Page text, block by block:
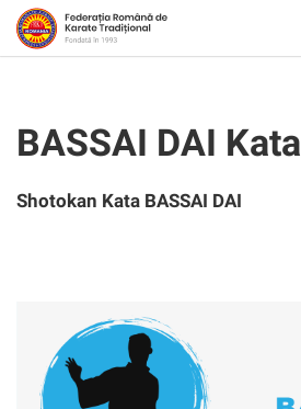
BASSAI DAI Kata
Shotokan Kata BASSAI DAI